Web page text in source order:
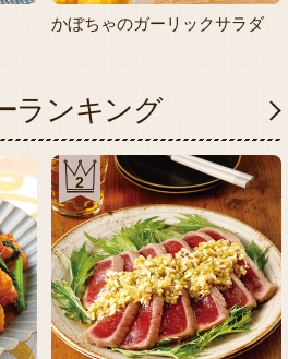
かぼちゃのガーリックサラダ
ランキング
2